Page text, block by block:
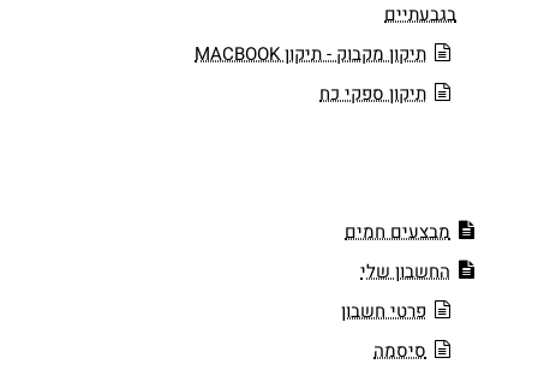
בגבעתיים
תיקון מקבוק - תיקון MACBOOK
תיקון ספקי כח
מבצעים חמים
החשבון שלי
פרטי חשבון
סיסמה